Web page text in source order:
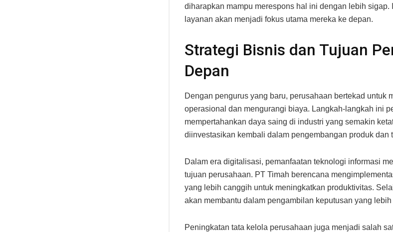
diharapkan mampu merespons hal ini dengan lebih sigap.
layanan akan menjadi fokus utama mereka ke depan.
Strategi Bisnis dan Tujuan
Depan
Dengan pengurus yang baru, perusahaan bertekad untuk
operasional dan mengurangi biaya. Langkah-langkah ini
mempertahankan daya saing di industri yang semakin
diinvestasikan kembali dalam pengembangan produk dan
Dalam era digitalisasi, pemanfaatan teknologi informasi
tujuan perusahaan. PT Timah berencana
yang lebih canggih untuk meningkatkan produktivitas.
akan membantu dalam pengambilan keputusan yang lebih
Peningkatan tata kelola perusahaan juga menjadi salah